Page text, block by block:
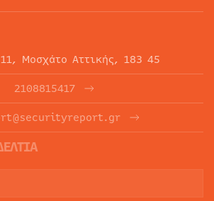
Μοσχάτο Αττικής, 183 45
2108815417